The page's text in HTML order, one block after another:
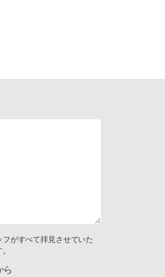
がすべて拝見させていた
ら